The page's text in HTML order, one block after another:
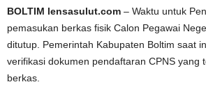
BOLTIM lensasulut.com – Waktu untuk
pemasukan berkas fisik Calon Pegawai
ditutup. Pemerintah Kabupaten Boltim saat
verifikasi dokumen pendaftaran CPNS yang
berkas.